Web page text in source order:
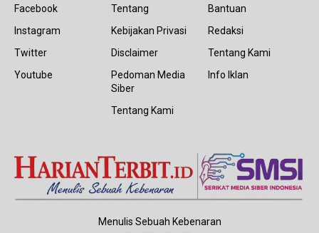
Facebook
Instagram
Twitter
Youtube
Tentang
Kebijakan Privasi
Disclaimer
Pedoman Media
Siber
Tentang Kami
Bantuan
Redaksi
Tentang Kami
Info Iklan
Menulis Sebuah Kebenaran